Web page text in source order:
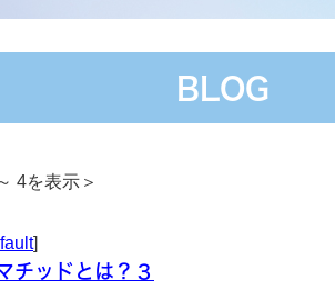
BLOG
4を表示＞
]
チッドとは？３